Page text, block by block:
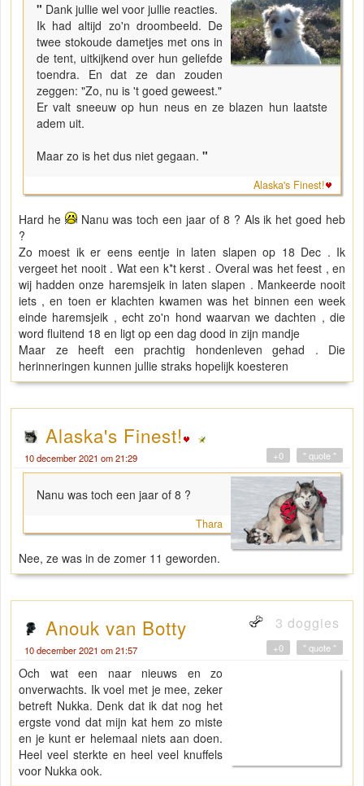
" Dank jullie wel voor jullie reacties.
Ik had altijd zo'n droombeeld. De
twee stokoude dametjes met ons in
de tent, uitkijkend over hun geliefde
toendra. En dat ze dan zouden
zeggen: "Zo, nu is 't goed geweest."
Er valt sneeuw op hun neus en ze blazen hun laatste
adem uit.
Maar zo is het dus niet gegaan. "
Alaska's Finest!
Hard he
Nanu was toch een jaar of 8 ? Als ik het goed heb
?
Zo moest ik er eens eentje in laten slapen op 18 Dec . Ik
vergeet het nooit . Wat een k*t kerst . Overal was het feest , en
wij hadden onze haremsjeik in laten slapen . Mankeerde nooit
iets , en toen er klachten kwamen was het binnen een week
einde haremsjeik , echt zo'n hond waarvan we dachten , die
word fluitend 18 en ligt op een dag dood in zijn mandje
Maar ze heeft een prachtig hondenleven gehad . Die
herinneringen kunnen jullie straks hopelijk koesteren
Alaska's Finest!
10 december 2021 om 21:29 " quote "
+0
Nanu was toch een jaar of 8 ?
Thara
Nee, ze was in de zomer 11 geworden.
Anouk van Botty 3 doggies
10 december 2021 om 21:57 " quote "
+0
Och wat een naar nieuws en zo
onverwachts. Ik voel met je mee, zeker
betreft Nukka. Denk dat ik dat nog het
ergste vond dat mijn kat hem zo miste
en je kunt er helemaal niets aan doen.
Heel veel sterkte en heel veel knuffels
voor Nukka ook.